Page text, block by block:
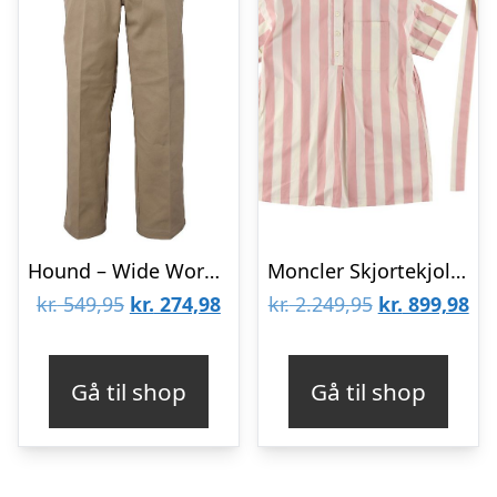
Hound – Wide Workers Pants – Sand
kr.549,95 Den
var:
kr. 549,95.
kr. 274,98Den
kr. 274,98.
Gå til shop
Moncler Skjortekjole – Hvid/Rosa m. Striber
kr.2.249,95 Den
var:
kr. 2.249,95.
kr. 899,98
kr.
Gå til shop